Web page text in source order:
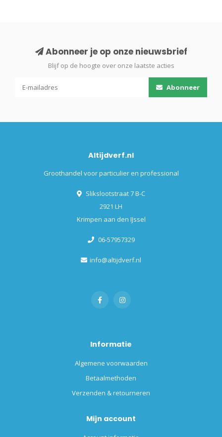
Abonneer je op onze nieuwsbrief
Blijf op de hoogte over onze laatste acties
Abonneer
Altijdverf.nl
Groothandel voor particulier en professional
Slikslootstraat 7 B-C
2921 LH
Krimpen aan den IJssel
06-57957329
info@altijdverf.nl
Informatie
Algemene voorwaarden
Betaalmethoden
Verzenden & retourneren
Mijn account